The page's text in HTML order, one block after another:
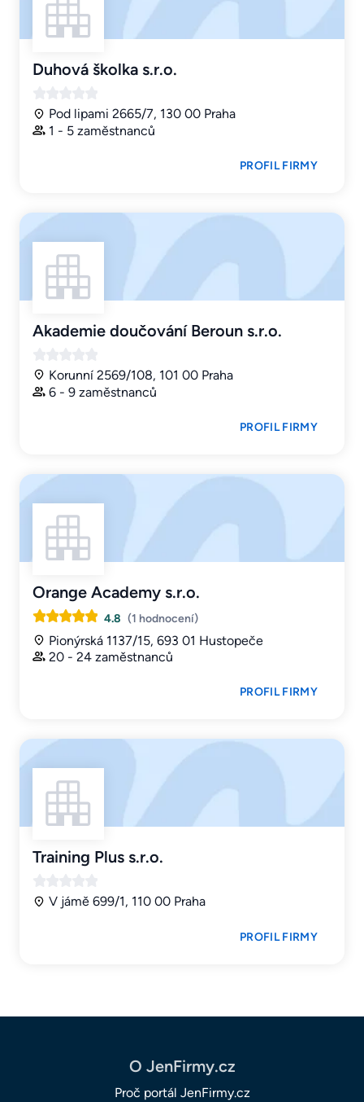
Duhová školka s.r.o.
Pod lipami 2665/7, 130 00 Praha
1 - 5 zaměstnanců
PROFIL FIRMY
Akademie doučování Beroun s.r.o.
Korunní 2569/108, 101 00 Praha
6 - 9 zaměstnanců
PROFIL FIRMY
Orange Academy s.r.o.
4.8 (1 hodnocení)
Pionýrská 1137/15, 693 01 Hustopeče
20 - 24 zaměstnanců
PROFIL FIRMY
Training Plus s.r.o.
V jámě 699/1, 110 00 Praha
PROFIL FIRMY
O JenFirmy.cz
Proč portál JenFirmy.cz